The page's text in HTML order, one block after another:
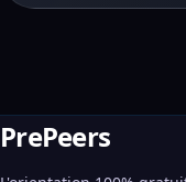
PrePeers